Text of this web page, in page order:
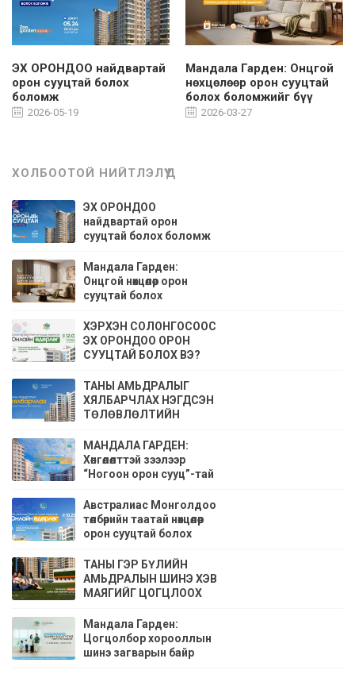
ЭХ ОРОНДОО найдвартай
орон сууцтай болох
боломж
2026-05-19
Мандала Гарден: Онцгой
нөхцөлөөр орон сууцтай
болох боломжийг бүү
алдаарай.
2026-03-27
ХОЛБООТОЙ НИЙТЛЭЛҮҮД
ЭХ ОРОНДОО
найдвартай орон
сууцтай болох боломж
Мандала Гарден:
Онцгой нөхцөлөөр орон
сууцтай болох
алдаарай.
ХЭРХЭН СОЛОНГОСООС
ЭХ ОРОНДОО ОРОН
СУУЦТАЙ БОЛОХ ВЭ?
ТАНЫ АМЬДРАЛЫГ
ХЯЛБАРЧЛАХ НЭГДСЭН
ТӨЛӨВЛӨЛТИЙН
МАНДАЛА ГАРДЕН:
Хөнгөлөлттэй зээлээр
“Ногоон орон сууц”-тай
Австралиас Монголдоо
төлбөрийн таатай нөхцөлөөр
орон сууцтай болох
ТАНЫ ГЭР БҮЛИЙН
АМЬДРАЛЫН ШИНЭ ХЭВ
МАЯГИЙГ ЦОГЦЛООХ
ЦОГЦОЛБОР
ХОРООЛОЛ
Мандала Гарден:
Цогцолбор хорооллын
шинэ загварын байр